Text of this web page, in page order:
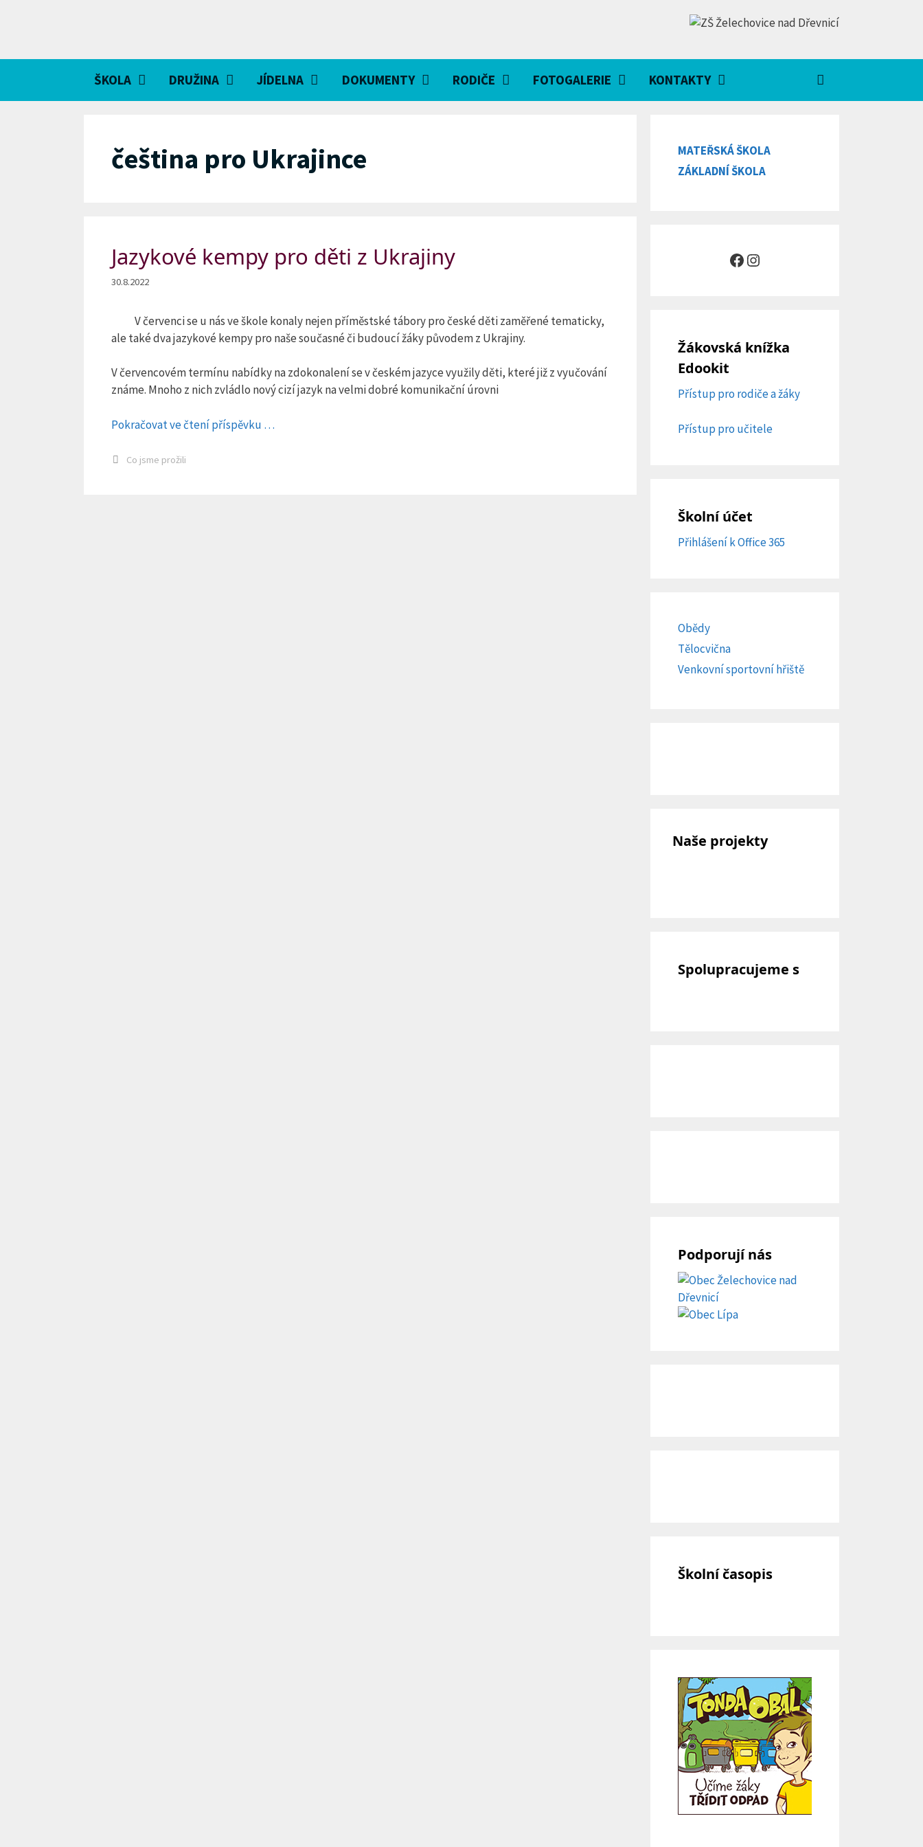
ŠKOLA DRUŽINA JÍDELNA DOKUMENTY RODIČE FOTOGALERIE KONTAKTY
čeština pro Ukrajince
Jazykové kempy pro děti z Ukrajiny
30.8.2022
V červenci se u nás ve škole konaly nejen příměstské tábory pro české děti zaměřené tematicky,
ale také dva jazykové kempy pro naše současné či budoucí žáky původem z Ukrajiny.
V červencovém termínu nabídky na zdokonalení se v českém jazyce využily děti, které již z vyučování
známe. Mnoho z nich zvládlo nový cizí jazyk na velmi dobré komunikační úrovni
Pokračovat ve čtení příspěvku …
Rubriky
Co jsme prožili
MATEŘSKÁ ŠKOLA
ZÁKLADNÍ ŠKOLA
Facebook
Instagram
Žákovská knížka
Edookit
Přístup pro rodiče a žáky
Přístup pro učitele
Školní účet
Přihlášení k Office 365
Obědy
Tělocvična
Venkovní sportovní hřiště
Naše projekty
Spolupracujeme s
Podporují nás
Školní časopis